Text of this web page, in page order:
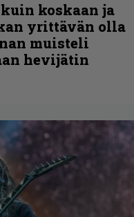
koskaan ja
yrittävän olla
muisteli
hevijätin